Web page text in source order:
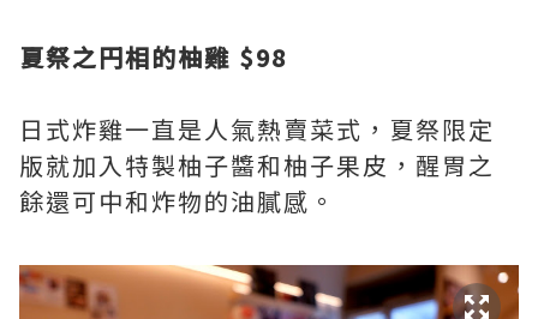
夏祭之円相的柚雞 $98
日式炸雞一直是人氣熱賣菜式，夏祭限定
版就加入特製柚子醬和柚子果皮，醒胃之
餘還可中和炸物的油膩感。